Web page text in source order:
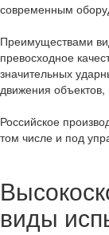
современным
Преимуществами
превосходное
значительных
движения
Российское
том числе и под
виды